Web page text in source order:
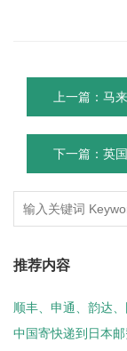
上一篇：马
下一篇：英
推荐内容
顺丰、申通、韵达
中国寄快递到日本邮